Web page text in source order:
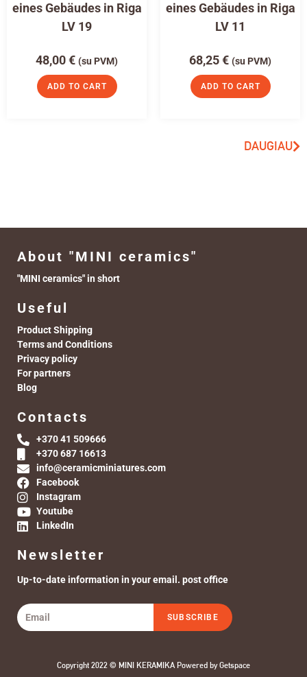
eines Gebäudes in Riga
LV 19
48,00€ (su PVM)
ADD TO CART
eines Gebäudes in Riga
LV 11
68,25€ (su PVM)
ADD TO CART
DAUGIAU
About "MINI ceramics"
"MINI ceramics" in short
Useful
Product Shipping
Terms and Conditions
Privacy policy
For partners
Blog
Contacts
+370 41 509666
+370 687 16613
info@ceramicminiatures.com
Facebook
Instagram
Youtube
LinkedIn
Newsletter
Up-to-date information in your email. post office
SUBSCRIBE
Copyright 2022 © MINI KERAMIKA Powered byGetspace